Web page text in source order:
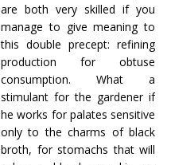
are both very skilled if you
manage to give meaning to
this double precept: refining
production for obtuse
consumption. What a
stimulant for the gardener if
he works for palates sensitive
only to the charms of black
broth, for stomachs that will